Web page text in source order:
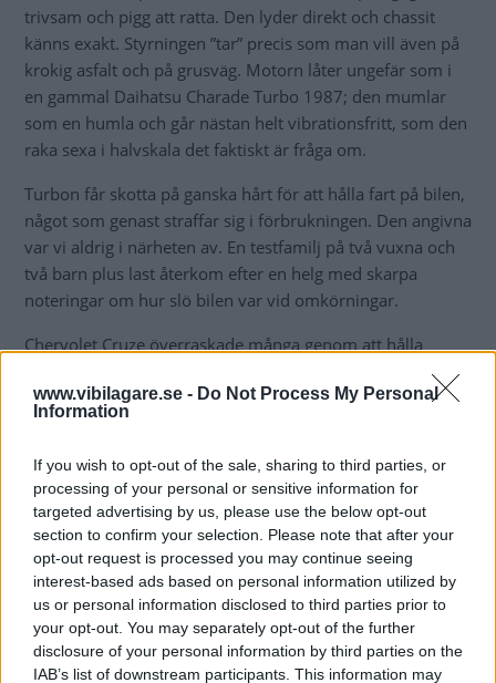
www.vibilagare.se - Do Not Process My Personal
Information
If you wish to opt-out of the sale, sharing to third parties, or
processing of your personal or sensitive information for
targeted advertising by us, please use the below opt-out
section to confirm your selection. Please note that after your
opt-out request is processed you may continue seeing
interest-based ads based on personal information utilized by
us or personal information disclosed to third parties prior to
your opt-out. You may separately opt-out of the further
disclosure of your personal information by third parties on the
IAB’s list of downstream participants. This information may
trivsam och pigg att ratta. Den lyder direkt och chassit
känns exakt. Styrningen ”tar” precis som man vill även på
krokig asfalt och på grusväg. Motorn låter ungefär som i
en gammal Daihatsu Charade Turbo 1987; den mumlar
som en humla och går nästan helt vibrationsfritt, som den
raka sexa i halvskala det faktiskt är fråga om.
Turbon får skotta på ganska hårt för att hålla fart på bilen,
något som genast straffar sig i förbrukningen. Den angivna
var vi aldrig i närheten av. En testfamilj på två vuxna och
två barn plus last återkom efter en helg med skarpa
noteringar om hur slö bilen var vid omkörningar.
Chervolet Cruze överraskade många genom att hålla
genomgående hög nivå på köregenskaperna. Bilen har
nästan samma chassi som Opel Astra, minus ett
stabiliserande ”Wattstag” i bakvagnen, och går med mer
broskarvar, smäller det riktigt oskönt från bakvagnen.